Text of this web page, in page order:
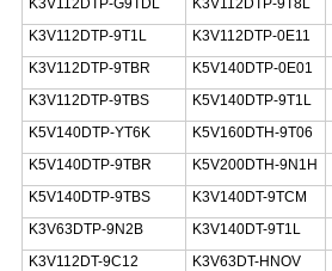
K3V112DTP-G9TDL K3V112DTP-9T8L
K3V112DTP-9T1L
K3V112DTP-0E11
K3V112DTP-9TBR
K5V140DTP-0E01
K3V112DTP-9TBS
K5V140DTP-9T1L
K5V140DTP-YT6K
K5V160DTH-9T06
K5V140DTP-9TBR
K5V200DTH-9N1H
K5V140DTP-9TBS
K3V140DT-9TCM
K3V63DTP-9N2B
K3V140DT-9T1L
K3V112DT-9C12
K3V63DT-HNOV